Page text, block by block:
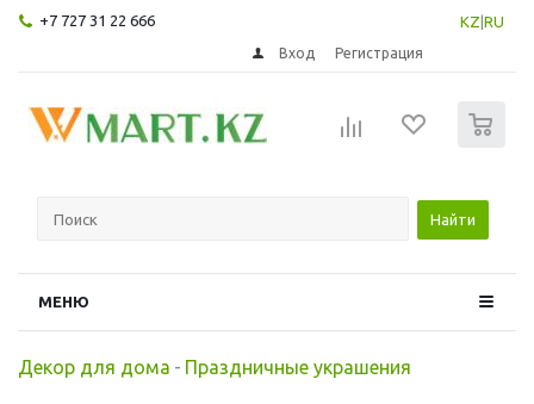
+7 727 31 22 666 KZ RU
Вход Регистрация
Найти
МЕНЮ
Декор для дома - Праздничные украшения